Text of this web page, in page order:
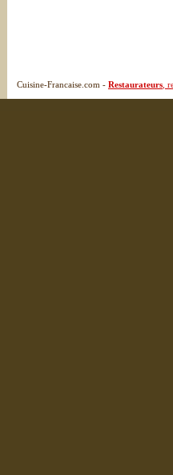
Cuisine-Francaise.com - Restaurateurs ,